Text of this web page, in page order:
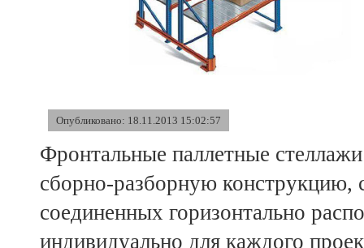
Опубликовано: 18.11.2013 15:02:57
Фронтальные паллетные
сборно-разборную конструкцию,
соединенных горизонтально
индивидуально для каждого